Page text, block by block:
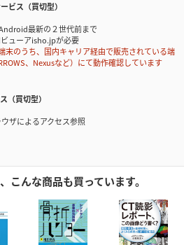
ビス（買切型）
最新の２世代前まで
ューアisho.jpが必要
のうち、国内キャリア経由で販売されている端
、Nexusなど）にて動作確認しています
（買切型）
ザによるアクセス参照
こんな商品も買っています。